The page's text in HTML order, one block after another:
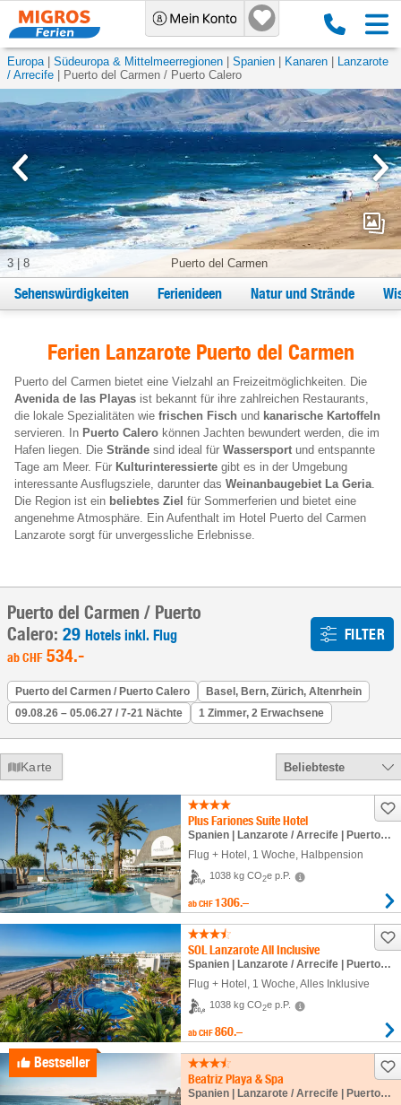
Europa Südeuropa & Mittelmeerregionen Spanien Kanaren
Lanzarote
/ Arrecife
Puerto del Carmen / Puerto Calero
Puerto del Carmen
3 8
Sehenswürdigkeiten Ferienideen Natur und Strände
Ferien Lanzarote Puerto del Carmen
Puerto del Carmen bietet eine Vielzahl an Freizeitmöglichkeiten. Die
Avenida de las Playas ist bekannt für ihre zahlreichen Restaurants,
die lokale Spezialitäten wie frischen Fisch und kanarische Kartoffeln
servieren. In Puerto Calero können Jachten bewundert werden, die im
Hafen liegen. Die Strände sind ideal für Wassersport und entspannte
Tage am Meer. Für Kulturinteressierte gibt es in der Umgebung
interessante Ausflugsziele, darunter das Weinanbaugebiet La Geria.
Die Region ist ein beliebtes Ziel für Sommerferien und bietet eine
angenehme Atmosphäre. Ein Aufenthalt im Hotel Puerto del Carmen
Lanzarote sorgt für unvergessliche Erlebnisse.
Puerto del Carmen / Puerto
Calero: 29 Hotels inkl. Flug
abCHF 534.-
FILTER
Puerto del Carmen / Puerto Calero
Basel, Bern, Zürich, Altenrhein
09.08.26 – 05.06.27 / 7-21 Nächte
1 Zimmer, 2 Erwachsene
Karte Beliebteste
Plus Fariones Suite Hotel
Spanien | Lanzarote / Arrecife | Puerto del Carmen / Puerto Calero
Flug + Hotel , 1 Woche, Halbpension
1038 kg CO2e p.P.
ab CHF 1306.–
SOL Lanzarote All Inclusive
Spanien | Lanzarote / Arrecife | Puerto del Carmen / Puerto Calero
Flug + Hotel 1 Woche , Alles Inklusive
1038 kg CO2e p.P.
ab CHF 860.–
Bestseller
Beatriz Playa & Spa
Spanien | Lanzarote / Arrecife | Puerto del Carmen / Puerto Calero